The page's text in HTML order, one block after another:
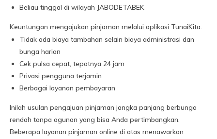
Beliau tinggal di wilayah JABODETABEK
Keuntungan mengajukan pinjaman melalui aplikasi TunaiKita:
Tidak ada biaya tambahan selain biaya administrasi dan
bunga harian
Cek pulsa cepat, tepatnya 24 jam
Privasi pengguna terjamin
Berbagai layanan pembayaran
Inilah usulan pengajuan pinjaman jangka panjang berbunga
rendah tanpa agunan yang bisa Anda pertimbangkan.
Beberapa layanan pinjaman online di atas menawarkan